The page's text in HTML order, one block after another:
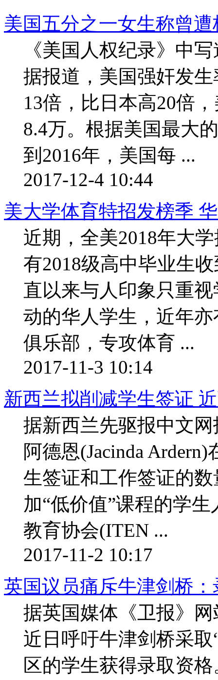
美国五分之一女生称曾
《美国人权纪录》中
据报道，美国强奸发
13倍，比日本高20倍
8.4万。根据美国最大
到2016年，美国每 ...
2017-12-4 10:44
美大学体育特招发榜季
近期，全美2018年大
有2018级高中毕业生
直以来与人印象只重
动的华人学生，近年
俱乐部，专攻体育 ...
2017-11-3 10:14
新西兰拟削减学生签证
据新西兰先驱报中文
阿德恩(Jacinda
生签证和工作签证的
加“低价值”课程的学
教育协会(ITEN ...
2017-11-2 10:17
英国议员痛斥牛津剑桥
据英国媒体《卫报》
近日呼吁牛津剑桥采
区的学生获得录取资